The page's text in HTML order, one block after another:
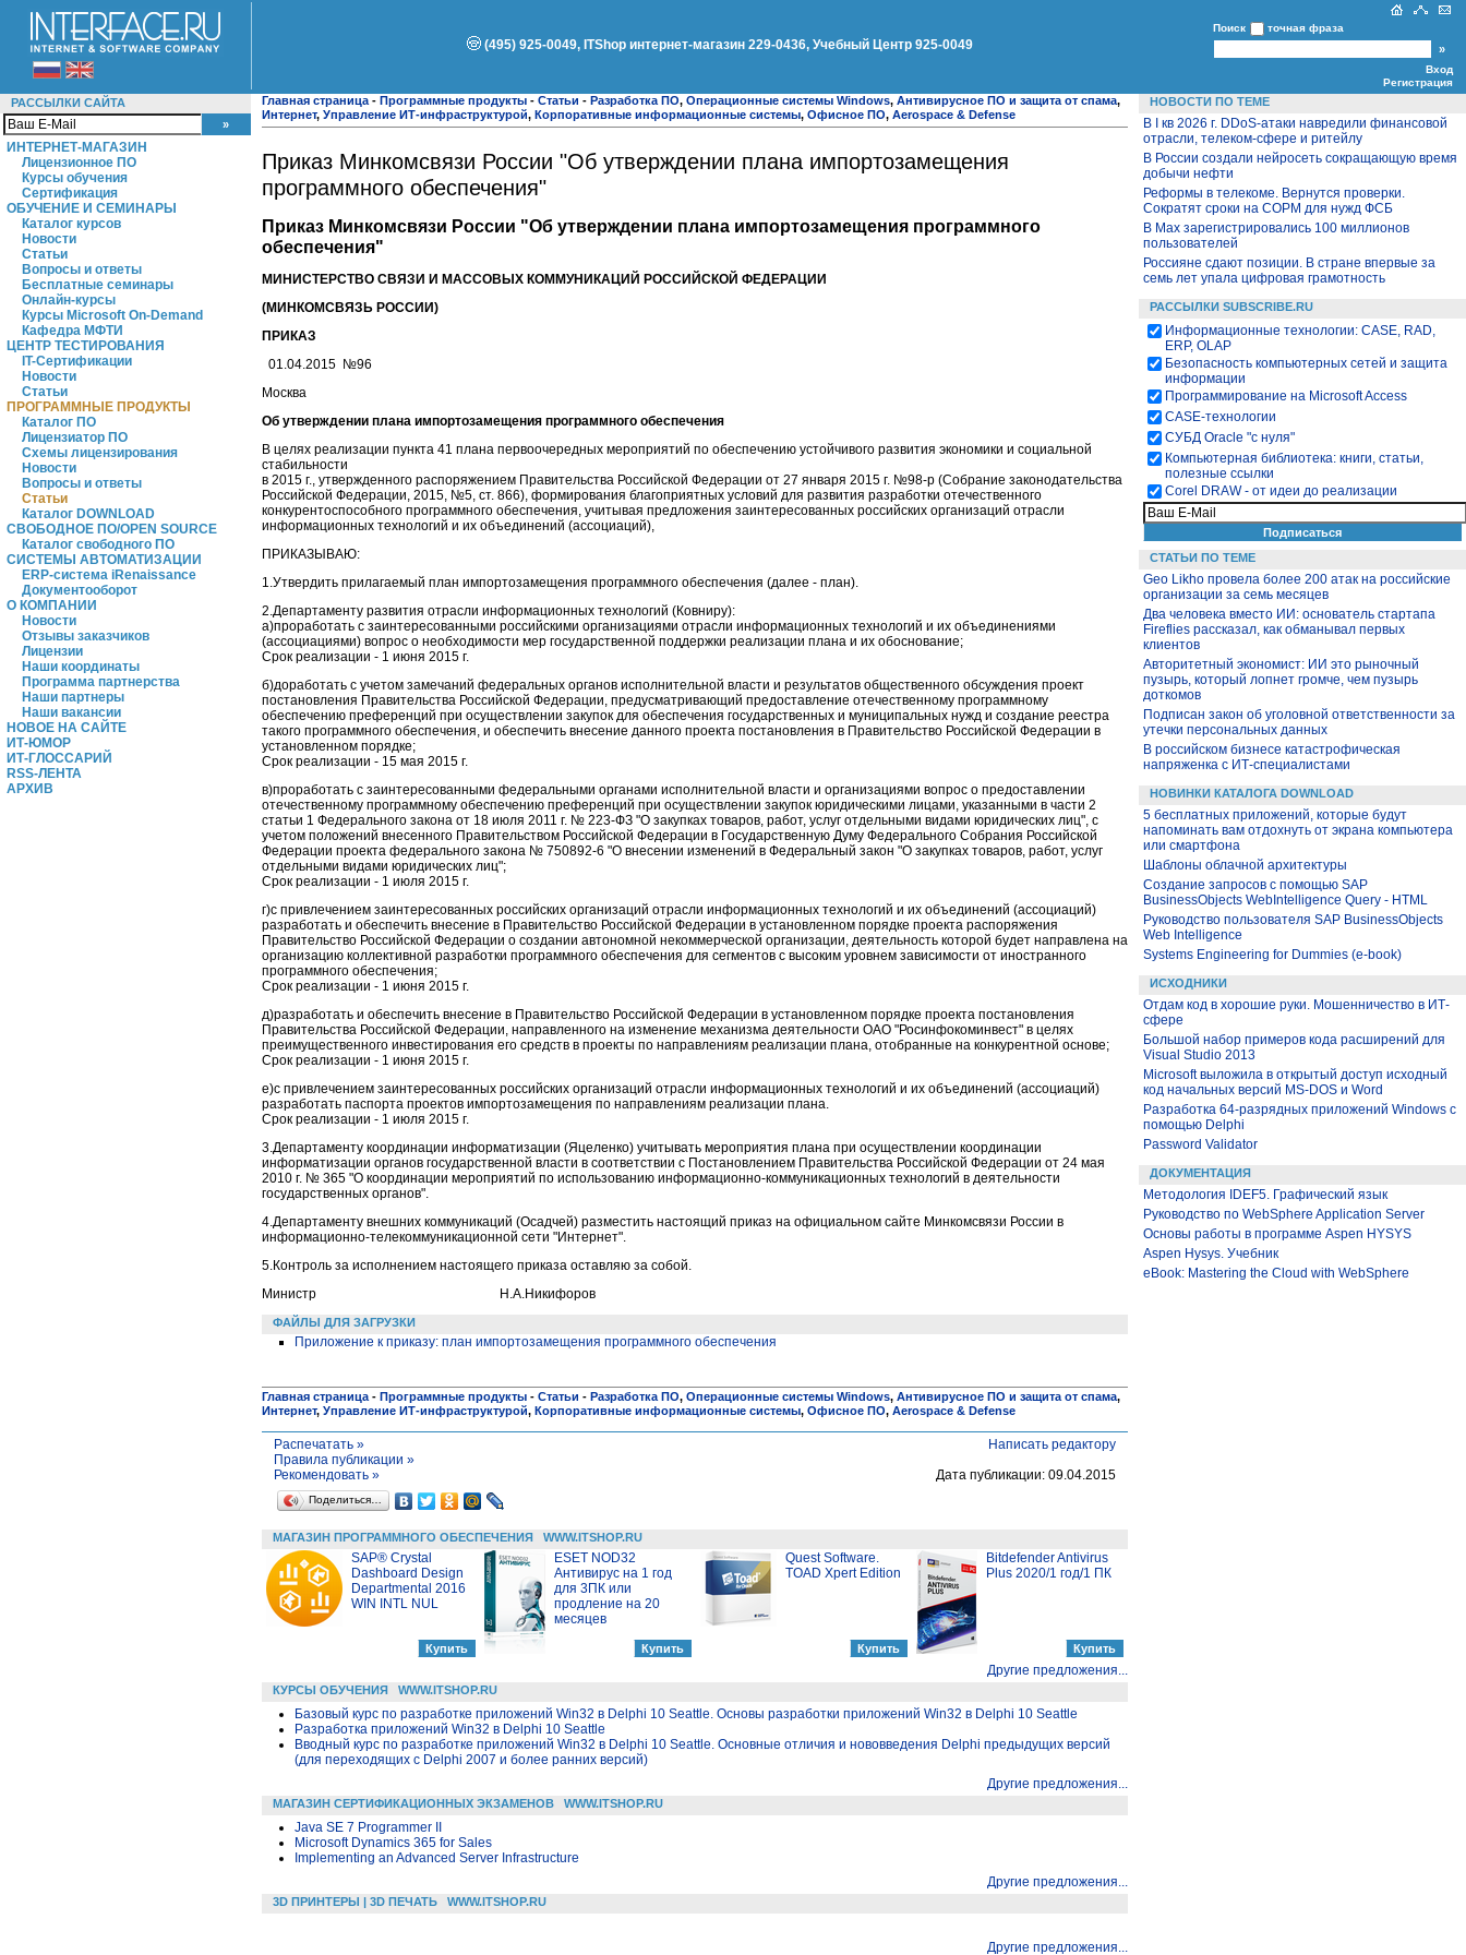
(495) 925-0049, ITShop интернет-магазин 229-0436, Учебный Центр 925-0049
Поиск точная фраза
Вход
Регистрация
РАССЫЛКИ САЙТА
ИНТЕРНЕТ-МАГАЗИН
Лицензионное ПО
Курсы обучения
Сертификация
ОБУЧЕНИЕ И СЕМИНАРЫ
Каталог курсов
Новости
Статьи
Вопросы и ответы
Бесплатные семинары
Онлайн-курсы
Курсы Microsoft On-Demand
Кафедра МФТИ
ЦЕНТР ТЕСТИРОВАНИЯ
IT-Сертификации
Новости
Статьи
ПРОГРАММНЫЕ ПРОДУКТЫ
Каталог ПО
Лицензиатор ПО
Схемы лицензирования
Новости
Вопросы и ответы
Статьи
Каталог DOWNLOAD
СВОБОДНОЕ ПО/OPEN SOURCE
Каталог свободного ПО
СИСТЕМЫ АВТОМАТИЗАЦИИ
ERP-система iRenaissance
Документооборот
О КОМПАНИИ
Новости
Отзывы заказчиков
Лицензии
Наши координаты
Программа партнерства
Наши партнеры
Наши вакансии
НОВОЕ НА САЙТЕ
ИТ-ЮМОР
ИТ-ГЛОССАРИЙ
RSS-ЛЕНТА
АРХИВ
Главная страница - Программные продукты - Статьи - Разработка ПО, Операционные системы Windows, Антивирусное ПО и защита от спама,
Интернет, Управление ИТ-инфраструктурой, Корпоративные информационные системы, Офисное ПО, Aerospace & Defense
Приказ Минкомсвязи России "Об утверждении плана импортозамещения
программного обеспечения"
Приказ Минкомсвязи России "Об утверждении плана импортозамещения программного
обеспечения"
МИНИСТЕРСТВО СВЯЗИ И МАССОВЫХ КОММУНИКАЦИЙ РОССИЙСКОЙ ФЕДЕРАЦИИ
(МИНКОМСВЯЗЬ РОССИИ)
ПРИКАЗ
01.04.2015 №96
Москва
Об утверждении плана импортозамещения программного обеспечения
В целях реализации пункта 41 плана первоочередных мероприятий по обеспечению устойчивого развития экономики и социальной
стабильности
в 2015 г., утвержденного распоряжением Правительства Российской Федерации от 27 января 2015 г. №98-р (Собрание законодательства
Российской Федерации, 2015, №5, ст. 866), формирования благоприятных условий для развития разработки отечественного
конкурентоспособного программного обеспечения, учитывая предложения заинтересованных российских организаций отрасли
информационных технологий и их объединений (ассоциаций),
ПРИКАЗЫВАЮ:
1.Утвердить прилагаемый план импортозамещения программного обеспечения (далее - план).
2.Департаменту развития отрасли информационных технологий (Ковниру):
а)проработать с заинтересованными российскими организациями отрасли информационных технологий и их объединениями
(ассоциациями) вопрос о необходимости мер государственной поддержки реализации плана и их обоснование;
Срок реализации - 1 июня 2015 г.
б)доработать с учетом замечаний федеральных органов исполнительной власти и результатов общественного обсуждения проект
постановления Правительства Российской Федерации, предусматривающий предоставление отечественному программному
обеспечению преференций при осуществлении закупок для обеспечения государственных и муниципальных нужд и создание реестра
такого программного обеспечения, и обеспечить внесение данного проекта постановления в Правительство Российской Федерации в
установленном порядке;
Срок реализации - 15 мая 2015 г.
в)проработать с заинтересованными федеральными органами исполнительной власти и организациями вопрос о предоставлении
отечественному программному обеспечению преференций при осуществлении закупок юридическими лицами, указанными в части 2
статьи 1 Федерального закона от 18 июля 2011 г. № 223-ФЗ "О закупках товаров, работ, услуг отдельными видами юридических лиц", с
учетом положений внесенного Правительством Российской Федерации в Государственную Думу Федерального Собрания Российской
Федерации проекта федерального закона № 750892-6 "О внесении изменений в Федеральный закон "О закупках товаров, работ, услуг
отдельными видами юридических лиц";
Срок реализации - 1 июля 2015 г.
г)с привлечением заинтересованных российских организаций отрасли информационных технологий и их объединений (ассоциаций)
разработать и обеспечить внесение в Правительство Российской Федерации в установленном порядке проекта распоряжения
Правительство Российской Федерации о создании автономной некоммерческой организации, деятельность которой будет направлена на
организацию коллективной разработки программного обеспечения для сегментов с высоким уровнем зависимости от иностранного
программного обеспечения;
Срок реализации - 1 июня 2015 г.
д)разработать и обеспечить внесение в Правительство Российской Федерации в установленном порядке проекта постановления
Правительства Российской Федерации, направленного на изменение механизма деятельности ОАО "Росинфокоминвест" в целях
преимущественного инвестирования его средств в проекты по направлениям реализации плана, отобранные на конкурентной основе;
Срок реализации - 1 июня 2015 г.
е)с привлечением заинтересованных российских организаций отрасли информационных технологий и их объединений (ассоциаций)
разработать паспорта проектов импортозамещения по направлениям реализации плана.
Срок реализации - 1 июля 2015 г.
3.Департаменту координации информатизации (Яцеленко) учитывать мероприятия плана при осуществлении координации
информатизации органов государственной власти в соответствии с Постановлением Правительства Российской Федерации от 24 мая
2010 г. № 365 "О координации мероприятий по использованию информационно-коммуникационных технологий в деятельности
государственных органов".
4.Департаменту внешних коммуникаций (Осадчей) разместить настоящий приказ на официальном сайте Минкомсвязи России в
информационно-телекоммуникационной сети "Интернет".
5.Контроль за исполнением настоящего приказа оставляю за собой.
Министр
Н.А.Никифоров
ФАЙЛЫ ДЛЯ ЗАГРУЗКИ
Приложение к приказу: план импортозамещения программного обеспечения
Главная страница - Программные продукты - Статьи - Разработка ПО, Операционные системы Windows, Антивирусное ПО и защита от спама,
Интернет, Управление ИТ-инфраструктурой, Корпоративные информационные системы, Офисное ПО, Aerospace & Defense
Распечатать »
Правила публикации »
Написать редактору
Рекомендовать »
Дата публикации: 09.04.2015
Поделиться…
МАГАЗИН ПРОГРАММНОГО ОБЕСПЕЧЕНИЯ WWW.ITSHOP.RU
SAP® Crystal
Dashboard Design
Departmental 2016
WIN INTL NUL
ESET NOD32
Антивирус на 1 год
для 3ПК или
продление на 20
месяцев
Quest Software.
TOAD Xpert Edition
Bitdefender Antivirus
Plus 2020/1 год/1 ПК
Другие предложения...
КУРСЫ ОБУЧЕНИЯ WWW.ITSHOP.RU
Базовый курс по разработке приложений Win32 в Delphi 10 Seattle. Основы разработки приложений Win32 в Delphi 10 Seattle
Разработка приложений Win32 в Delphi 10 Seattle
Вводный курс по разработке приложений Win32 в Delphi 10 Seattle. Основные отличия и нововведения Delphi предыдущих версий
(для переходящих с Delphi 2007 и более ранних версий)
Другие предложения...
МАГАЗИН СЕРТИФИКАЦИОННЫХ ЭКЗАМЕНОВ WWW.ITSHOP.RU
Java SE 7 Programmer II
Microsoft Dynamics 365 for Sales
Implementing an Advanced Server Infrastructure
Другие предложения...
3D ПРИНТЕРЫ | 3D ПЕЧАТЬ WWW.ITSHOP.RU
Другие предложения...
НОВОСТИ ПО ТЕМЕ
В I кв 2026 г. DDoS-атаки навредили финансовой
отрасли, телеком-сфере и ритейлу
В России создали нейросеть сокращающую время
добычи нефти
Реформы в телекоме. Вернутся проверки.
Сократят сроки на СОРМ для нужд ФСБ
В Max зарегистрировались 100 миллионов
пользователей
Россияне сдают позиции. В стране впервые за
семь лет упала цифровая грамотность
РАССЫЛКИ SUBSCRIBE.RU
Информационные технологии: CASE, RAD,
ERP, OLAP
Безопасность компьютерных сетей и защита
информации
Программирование на Microsoft Access
CASE-технологии
СУБД Oracle "с нуля"
Компьютерная библиотека: книги, статьи,
полезные ссылки
Corel DRAW - от идеи до реализации
СТАТЬИ ПО ТЕМЕ
Geo Likho провела более 200 атак на российские
организации за семь месяцев
Два человека вместо ИИ: основатель стартапа
Fireflies рассказал, как обманывал первых
клиентов
Авторитетный экономист: ИИ это рыночный
пузырь, который лопнет громче, чем пузырь
доткомов
Подписан закон об уголовной ответственности за
утечки персональных данных
В российском бизнесе катастрофическая
напряженка с ИТ-специалистами
НОВИНКИ КАТАЛОГА DOWNLOAD
5 бесплатных приложений, которые будут
напоминать вам отдохнуть от экрана компьютера
или смартфона
Шаблоны облачной архитектуры
Создание запросов с помощью SAP
BusinessObjects WebIntelligence Query - HTML
Руководство пользователя SAP BusinessObjects
Web Intelligence
Systems Engineering for Dummies (e-book)
ИСХОДНИКИ
Отдам код в хорошие руки. Мошенничество в ИТ-
сфере
Большой набор примеров кода расширений для
Visual Studio 2013
Microsoft выложила в открытый доступ исходный
код начальных версий MS-DOS и Word
Разработка 64-разрядных приложений Windows с
помощью Delphi
Password Validator
ДОКУМЕНТАЦИЯ
Методология IDEF5. Графический язык
Руководство по WebSphere Application Server
Основы работы в программе Aspen HYSYS
Aspen Hysys. Учебник
eBook: Mastering the Cloud with WebSphere